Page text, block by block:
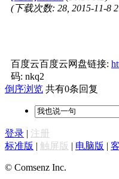
(下载次数: 28, 2015-11-8
百度云百度云网盘链接:
码: nkq2
倒序浏览 共有0条回复
登录 | 注册
标准版 | 触屏版 | 电脑版 |
© Comsenz Inc.